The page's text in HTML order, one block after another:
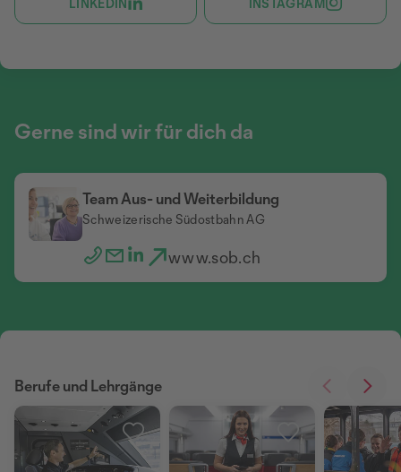
LINKEDIN INSTAGRAM
Gerne sind wir für dich da
Team Aus- und Weiterbildung
Schweizerische Südostbahn AG
www.sob.ch
Berufe und Lehrgänge